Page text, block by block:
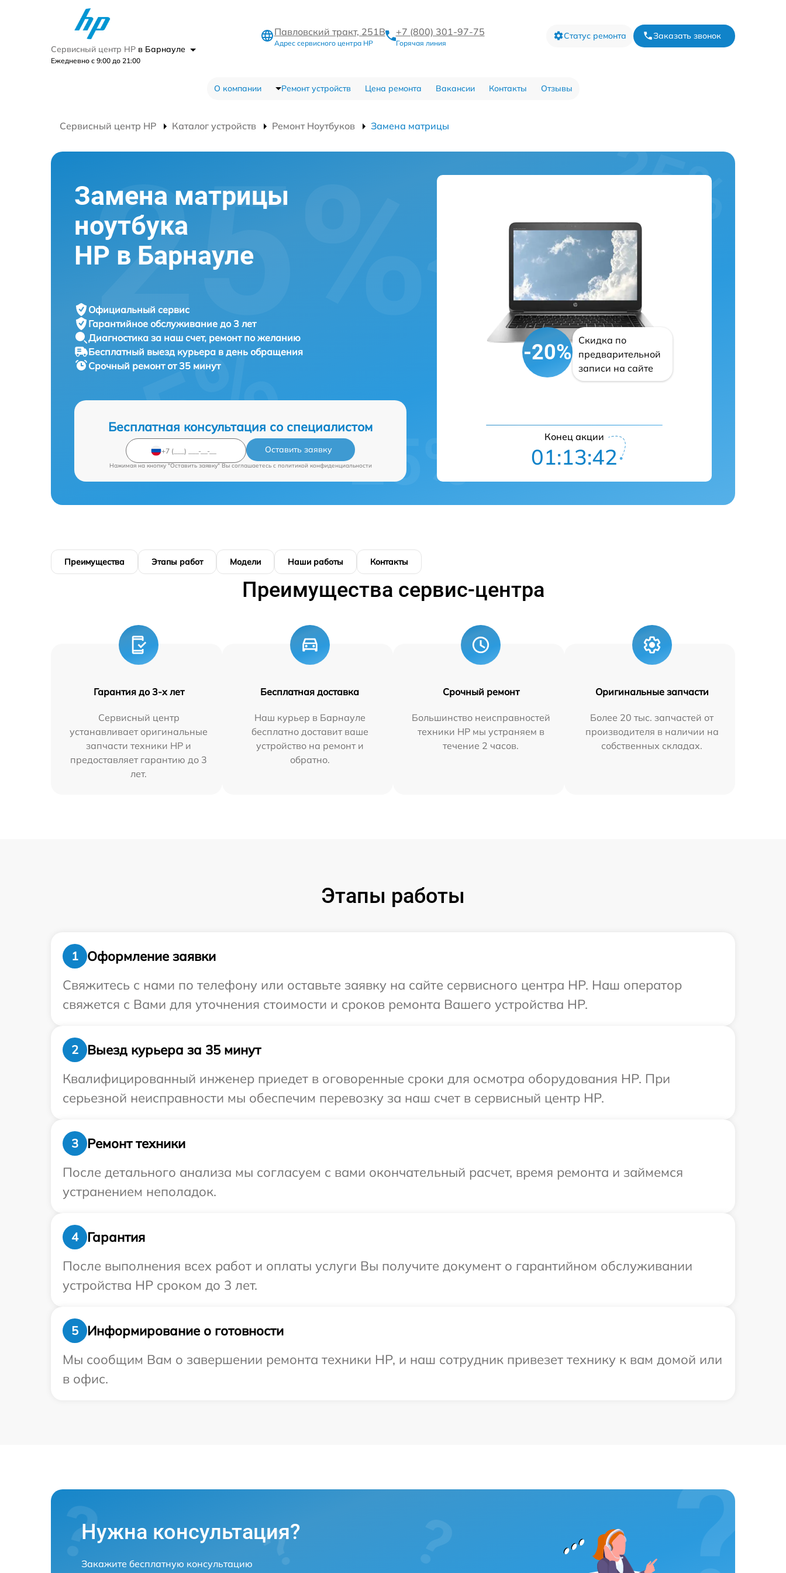
Сервисный центр HP в Барнауле
Ежедневно с 9:00 до 21:00
Павловский тракт, 251В
Адрес сервисного центра HP
+7 (800) 301-97-75
Горячая линия
Статус ремонта Заказать звонок
О компании Ремонт устройств Цена ремонта Вакансии Контакты Отзывы
Сервисный центр HP Каталог устройств Ремонт Ноутбуков Замена матрицы
Замена матрицы
ноутбука
HP в Барнауле
Официальный сервис
Гарантийное обслуживание до 3 лет
Диагностика за наш счет, ремонт по желанию
Бесплатный выезд курьера в день обращения
Срочный ремонтот 35 минут
Бесплатная консультация со специалистом
Оставить заявку
Нажимая на кнопку "Оставить заявку" Вы соглашаетесь c политикой конфиденциальности
-20%
Скидка по
предварительной
записи на сайте
Конец акции
01:13:41
Преимущества Этапы работ Модели Наши работы Контакты
Преимущества сервис-центра
Гарантия до 3-х лет
Сервисный центр
устанавливает оригинальные
запчасти техники HP и
предоставляет гарантию до 3
лет.
Бесплатная доставка
Наш курьер в Барнауле
бесплатно доставит ваше
устройство на ремонт и
обратно.
Срочный ремонт
Большинство неисправностей
техники HP мы устраняем в
течение 2 часов.
Оригинальные запчасти
Более 20 тыс. запчастей от
производителя в наличии на
собственных складах.
Этапы работы
1
Оформление заявки
Свяжитесь с нами по телефону или оставьте заявку на сайте сервисного центра HP. Наш оператор
свяжется с Вами для уточнения стоимости и сроков ремонта Вашего устройства HP.
2
Выезд курьера за 35 минут
Квалифицированный инженер приедет в оговоренные сроки для осмотра оборудования HP. При
серьезной неисправности мы обеспечим перевозку за наш счет в сервисный центр HP.
3
Ремонт техники
После детального анализа мы согласуем с вами окончательный расчет, время ремонта и займемся
устранением неполадок.
4
Гарантия
После выполнения всех работ и оплаты услуги Вы получите документ о гарантийном обслуживании
устройства HP сроком до 3 лет.
5
Информирование о готовности
Мы сообщим Вам о завершении ремонта техники HP, и наш сотрудник привезет технику к вам домой или
в офис.
Нужна консультация?
Закажите бесплатную консультацию